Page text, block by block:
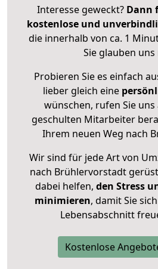
Interesse geweckt? Dann
kostenlose und
die innerhalb von ca. 1
Sie glauben uns
Probieren Sie es einfach
lieber gleich eine
wünschen, rufen Sie
geschulten Mitarbeiter
Ihrem neuen Weg nach
Wir sind für jede Art von
nach Brühlervorstadt
dabei helfen, den Stress
minimieren, damit Sie
Lebensabschnitt
Kostenlose